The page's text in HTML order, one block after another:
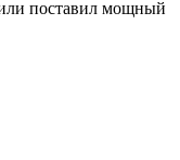
поставил мощный